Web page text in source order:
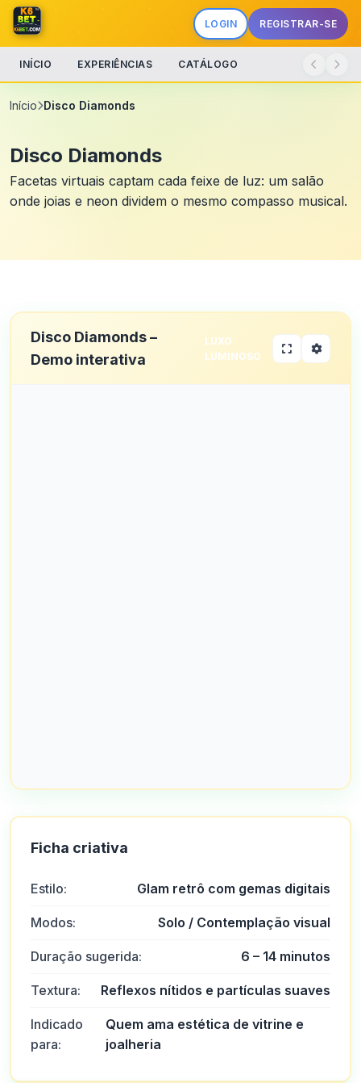
LOGIN REGISTRAR-SE
INÍCIO EXPERIÊNCIAS CATÁLOGO
Início Disco Diamonds
Disco Diamonds
Facetas virtuais captam cada feixe de luz: um salão
onde joias e neon dividem o mesmo compasso musical.
Disco Diamonds –
Demo interativa
LUXO
LUMINOSO
Ficha criativa
Estilo: Glam retrô com gemas digitais
Modos: Solo / Contemplação visual
Duração sugerida: 6 – 14 minutos
Textura: Reflexos nítidos e partículas suaves
Indicado
para:
Quem ama estética de vitrine e
joalheria